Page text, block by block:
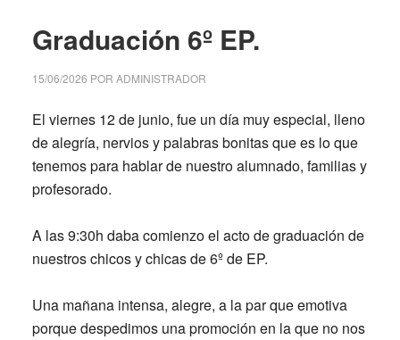
Graduación 6º EP.
15/06/2026 POR ADMINISTRADOR
El viernes 12 de junio, fue un día muy especial, lleno
de alegría, nervios y palabras bonitas que es lo que
tenemos para hablar de nuestro alumnado, familias y
profesorado.
A las 9:30h daba comienzo el acto de graduación de
nuestros chicos y chicas de 6º de EP.
Una mañana intensa, alegre, a la par que emotiva
porque despedimos una promoción en la que no nos